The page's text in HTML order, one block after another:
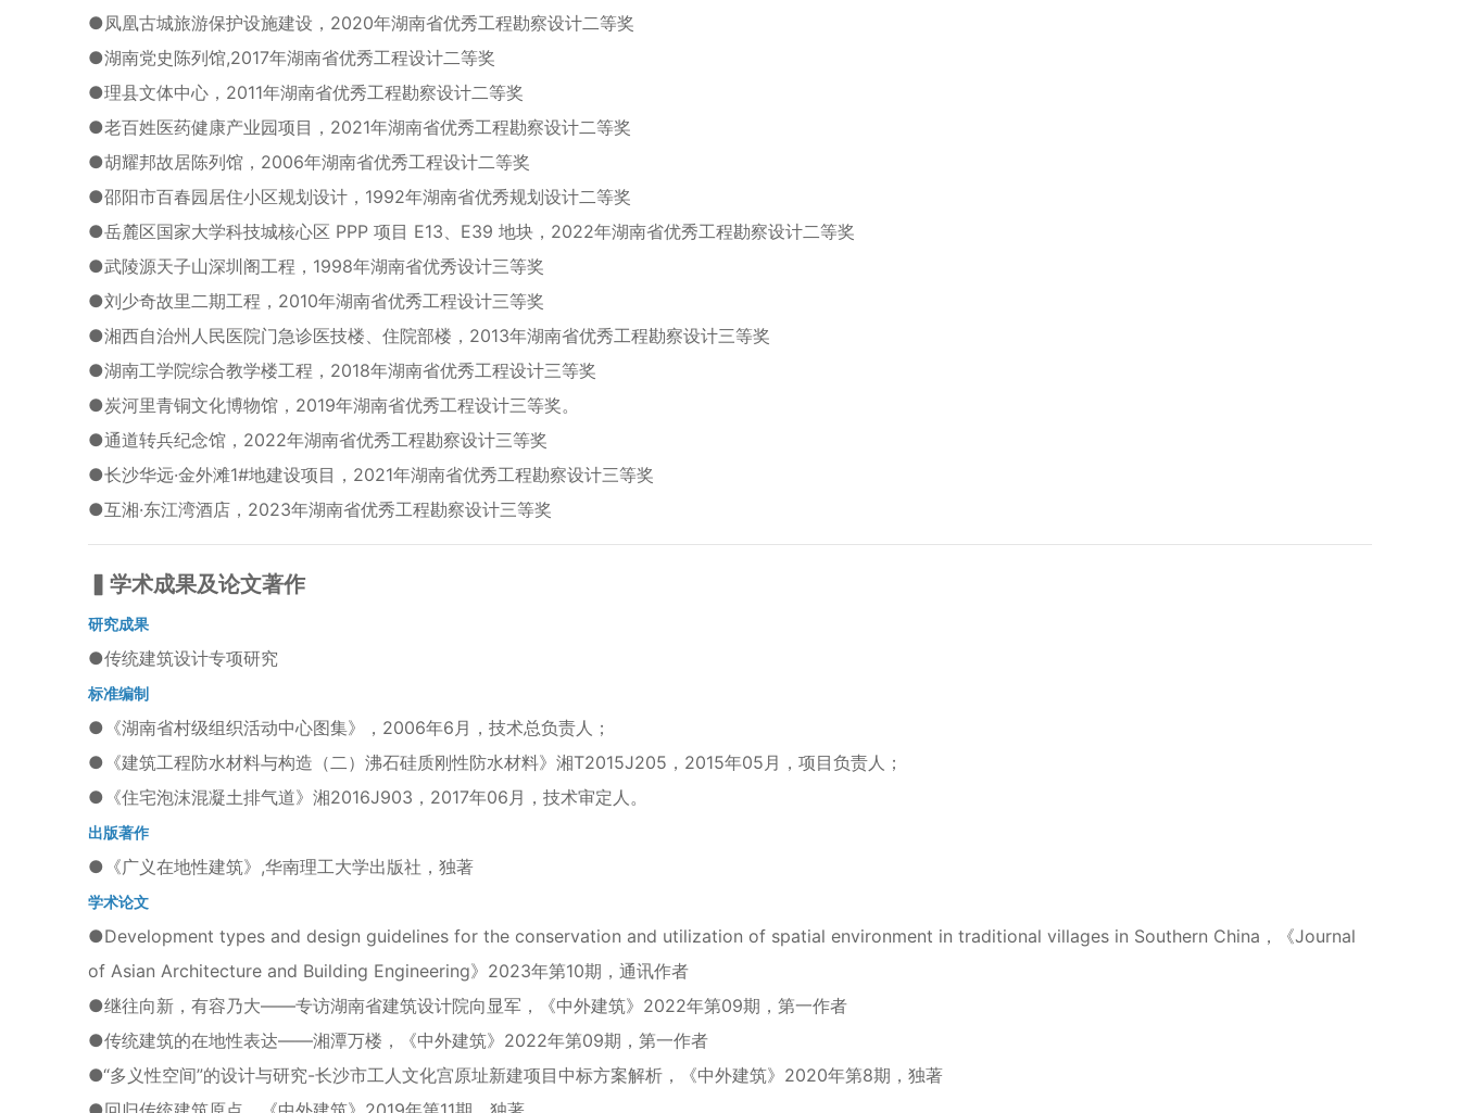
●凤凰古城旅游保护设施建设，2020年湖南省优秀工程勘察设计二等奖
●湖南党史陈列馆,2017年湖南省优秀工程设计二等奖
●理县文体中心，2011年湖南省优秀工程勘察设计二等奖
●老百姓医药健康产业园项目，2021年湖南省优秀工程勘察设计二等奖
●胡耀邦故居陈列馆，2006年湖南省优秀工程设计二等奖
●邵阳市百春园居住小区规划设计，1992年湖南省优秀规划设计二等奖
●岳麓区国家大学科技城核心区 PPP 项目 E13、E39 地块，2022年湖南省优秀工程勘察设计二等奖
●武陵源天子山深圳阁工程，1998年湖南省优秀设计三等奖
●刘少奇故里二期工程，2010年湖南省优秀工程设计三等奖
●湘西自治州人民医院门急诊医技楼、住院部楼，2013年湖南省优秀工程勘察设计三等奖
●湖南工学院综合教学楼工程，2018年湖南省优秀工程设计三等奖
●炭河里青铜文化博物馆，2019年湖南省优秀工程设计三等奖。
●通道转兵纪念馆，2022年湖南省优秀工程勘察设计三等奖
●长沙华远·金外滩1#地建设项目，2021年湖南省优秀工程勘察设计三等奖
●互湘·东江湾酒店，2023年湖南省优秀工程勘察设计三等奖
▍学术成果及论文著作
研究成果
●传统建筑设计专项研究
标准编制
● 《湖南省村级组织活动中心图集》，2006年6月，技术总负责人；
● 《建筑工程防水材料与构造（二）沸石硅质刚性防水材料》湘T2015J205，2015年05月，项目负责人；
● 《住宅泡沫混凝土排气道》湘2016J903，2017年06月，技术审定人。
出版著作
● 《广义在地性建筑》,华南理工大学出版社，独著
学术论文
●Development types and design guidelines for the conservation and utilization of spatial environment in traditional villages in Southern China，《Journal
of Asian Architecture and Building Engineering》2023年第10期，通讯作者
●继往向新，有容乃大——专访湖南省建筑设计院向显军，《中外建筑》2022年第09期，第一作者
●传统建筑的在地性表达——湘潭万楼，《中外建筑》2022年第09期，第一作者
●“多义性空间”的设计与研究-长沙市工人文化宫原址新建项目中标方案解析，《中外建筑》2020年第8期，独著